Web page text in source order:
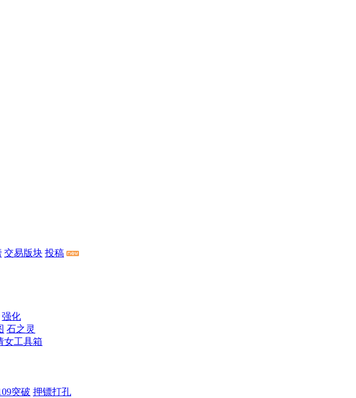
交易版块 投稿
强化
石之灵
女工具箱
突破 押镖打孔